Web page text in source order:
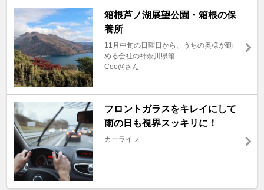
箱根芦ノ湖展望公園・箱根の保
養所
11月中旬の日曜日から、うちの奥様が勤
める会社の神奈川県箱 ...
Coo@さん
フロントガラスをキレイにして
雨の日も視界スッキリに！
カーライフ